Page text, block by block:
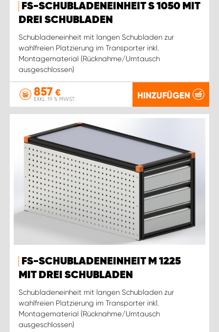
FS-SCHUBLADENEINHEIT S 1050 MIT
DREI SCHUBLADEN
Schubladeneinheit mit langen Schubladen zur
wahlfreien Platzierung im Transporter inkl.
Montagematerial (Rücknahme/Umtausch
ausgeschlossen)
857 €
EXKL. 19 % MWST. HINZUFÜGEN
FS-SCHUBLADENEINHEIT M 1225
MIT DREI SCHUBLADEN
Schubladeneinheit mit langen Schubladen zur
wahlfreien Platzierung im Transporter inkl.
Montagematerial (Rücknahme/Umtausch
ausgeschlossen)